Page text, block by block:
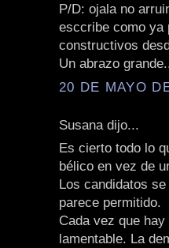
P/D: ojala no
esccribe como ya
constructivos
Un abrazo
20 DE MAYO
Susana dijo...
Es cierto todo lo
bélico en vez de
Los candidatos
parece permitido.
Cada vez que
lamentable. La